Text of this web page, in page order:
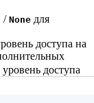
/ None для
доступа на
доступа